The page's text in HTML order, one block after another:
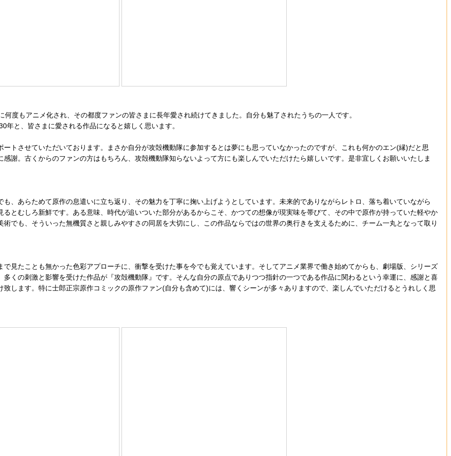
度もアニメ化され、その都度ファンの皆さまに長年愛され続けてきました。自分も魅了されたうちの一人です。
と、皆さまに愛される作品になると嬉しく思います。
トさせていただいております。まさか自分が攻殻機動隊に参加するとは夢にも思っていなかったのですが、これも何かのエン(縁)だと思
謝。古くからのファンの方はもちろん、攻殻機動隊知らないよって方にも楽しんでいただけたら嬉しいです。是非宜しくお願いいたしま
、あらためて原作の息遣いに立ち返り、その魅力を丁寧に掬い上げようとしています。未来的でありながらレトロ、落ち着いていながら
とむしろ新鮮です。ある意味、時代が追いついた部分があるからこそ、かつての想像が現実味を帯びて、その中で原作が持っていた軽やか
でも、そういった無機質さと親しみやすさの同居を大切にし、この作品ならではの世界の奥行きを支えるために、チーム一丸となって取り
見たことも無かった色彩アプローチに、衝撃を受けた事を今でも覚えています。そしてアニメ業界で働き始めてからも、劇場版、シリーズ
くの刺激と影響を受けた作品が『攻殻機動隊』です。そんな自分の原点でありつつ指針の一つである作品に関わるという幸運に、感謝と喜
します。特に士郎正宗原作コミックの原作ファン(自分も含めて)には、響くシーンが多々ありますので、楽しんでいただけるとうれしく思